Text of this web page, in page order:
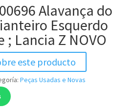
Alavança do
Esquerdo
; Lancia Z NOVO
este producto
Peças Usadas e Novas